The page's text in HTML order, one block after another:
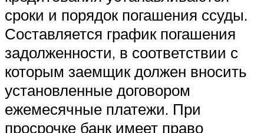
сроки и порядок погашения ссуды.
Составляется график погашения
задолженности, в соответствии с
которым заемщик должен вносить
установленные договором
ежемесячные платежи. При
просрочке банк имеет право